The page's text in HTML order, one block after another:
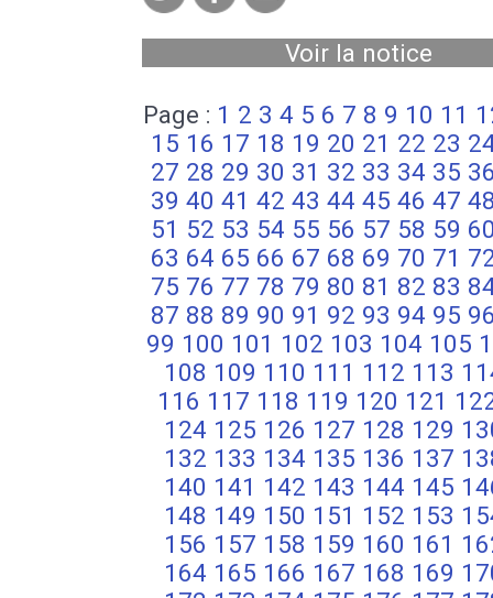
Voir la notice
Page : 1 2 3 4 5 6 7 8 9 10 11
15 16 17 18 19 20 21 22 23
27 28 29 30 31 32 33 34 35
39 40 41 42 43 44 45 46 47
51 52 53 54 55 56 57 58 59
63 64 65 66 67 68 69 70 71
75 76 77 78 79 80 81 82 83
87 88 89 90 91 92 93 94 95
99 100 101 102 103 104 105
108 109 110 111 112 113
116 117 118 119 120 121
124 125 126 127 128 129
132 133 134 135 136 137
140 141 142 143 144 145
148 149 150 151 152 153
156 157 158 159 160 161
164 165 166 167 168 169